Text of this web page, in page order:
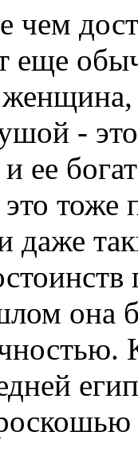
чем
еще
-
ее
тоже
она